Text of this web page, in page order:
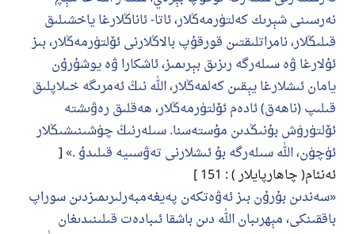
ﻧﻪﺭﺳﯩﻨﻰ ﺷﯧﺮﯨﻚ ﻛﻪﻟﺘﯜﺭﻣﻪﯕﻼﺭ، ﺋﺎﺗﺎ- ﺋﺎﻧﺎﯕﻼﺭﻏﺎ ﻳﺎﺧﺸﯩﻠﯩﻖ
ﻗﯩﻠﯩﯖﻼﺭ، ﻧﺎﻣﺮﺍﺗﻠﯩﻘﺘﯩﻦ ﻗﻮﺭﻗﯘﭖ ﺑﺎﻻﯕﻼﺭﻧﻰ ﺋﯚﻟﺘﯜﺭﻣﻪﯕﻼﺭ، ﺑﯩﺰ
ﺋﯘﻻﺭﻏﺎ ﯞﻩ ﺳﯩﻠﻪﺭﮔﻪ ﺭﯨﺰﯨﻖ ﺑﯧﺮﯨﻤﯩﺰ، ﺋﺎﺷﻜﺎﺭﺍ ﯞﻩ ﻳﻮﺷﯘﺭﯗﻥ
ﻳﺎﻣﺎﻥ ﺋﯩﺸﻼﺭﻏﺎ ﻳﯧﻘﯩﻦ ﻛﻪﻟﻤﻪﯕﻼﺭ، ﺍﻟﻠﻪ ﻧﯩﯔ ﺋﻪﻣﺮﯨﮕﻪ ﺧﯩﻼﭘﻠﯩﻖ
ﻗﯩﻠﯩﭗ (ﻧﺎﻫﻪﻕ) ﺋﺎﺩﻩﻡ ﺋﯚﻟﺘﯜﺭﻣﻪﯕﻼﺭ، ﻫﻪﻗﻠﯩﻖ ﺭﻩﯞﯨﺸﺘﻪ
ﺋﯚﻟﺘﯜﺭﯛﺵ ﺑﯘﻧﯩﯖﺪﯨﻦ ﻣﯘﺳﺘﻪﺳﻨﺎ. ﺳﯩﻠﻪﺭﻧﯩﯔ ﭼﯜﺷﯩﻨﯩﺸﯩﯖﻼﺭ
ﺋﯜﭼﯜﻥ، ﺍﻟﻠﻪ ﺳﯩﻠﻪﺭﮔﻪ ﺑﯘ ﺋﯩﺸﻼﺭﻧﻰ ﺗﻪﯞﺳﯩﻴﻪ ﻗﯩﻠﯩﺪﯗ . [
ئەنئام( چاھارپايلار ) : 151 ]
ﺳﻪﻧﺪﯨﻦ ﺑﯘﺭﯗﻥ ﺑﯩﺰ ﺋﻪﯞﻩﺗﻜﻪﻥ ﭘﻪﻳﻐﻪﻣﺒﻪﺭﻟﯩﺮﯨﻤﯩﺰﺩﯨﻦ ﺳﻮﺭﺍﭖ
ﺑﺎﻗﻘﯩﻨﻜﻰ، ﻣﯧﻬﺮﯨﺒﺎﻥ ﺍﻟﻠﻪ ﺩﯨﻦ ﺑﺎﺷﻘﺎ ﺋﯩﺒﺎﺩﻩﺕ ﻗﯩﻠﯩﻨﯩﺪﯨﻐﺎﻥ